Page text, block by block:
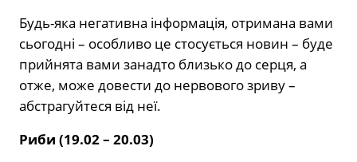
Будь-яка негативна інформація, отримана вами
сьогодні – особливо це стосується новин – буде
прийнята вами занадто близько до серця, а
отже, може довести до нервового зриву –
абстрагуйтеся від неї.
Риби (19.02 – 20.03)